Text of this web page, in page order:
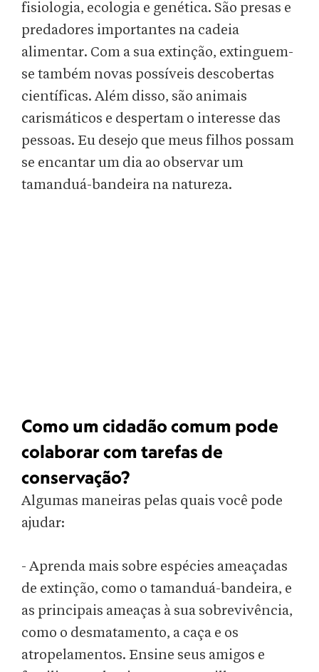
fisiologia, ecologia e genética. São presas e
predadores importantes na cadeia
alimentar. Com a sua extinção, extinguem-
se também novas possíveis descobertas
científicas. Além disso, são animais
carismáticos e despertam o interesse das
pessoas. Eu desejo que meus filhos possam
se encantar um dia ao observar um
tamanduá-bandeira na natureza.
Como um cidadão comum pode
colaborar com tarefas de
conservação?
Algumas maneiras pelas quais você pode
ajudar:
- Aprenda mais sobre espécies ameaçadas
de extinção, como o tamanduá-bandeira, e
as principais ameaças à sua sobrevivência,
como o desmatamento, a caça e os
atropelamentos. Ensine seus amigos e